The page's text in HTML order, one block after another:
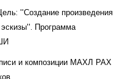
"Создание произведения
Программа
и композиции МАХЛ РАХ